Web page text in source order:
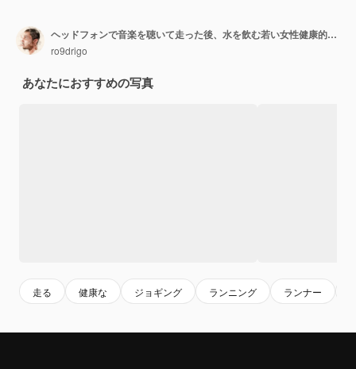
ヘッドフォンで音楽を聴いて走った後、水を飲む若い女性健康的なライフスタイル
ro9drigo
あなたにおすすめの写真
走る 健康な ジョギング ランニング ランナー